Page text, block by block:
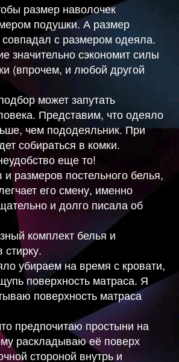
размер наволочек
подушки. А размер
с размером одеяла.
значительно сэкономит силы
(впрочем, и любой другой
может запутать
Представим, что одеяло
чем пододеяльник. При
собираться в комки.
еще то!
размеров постельного белья,
его смену, именно
и долго писала об
комплект белья и
стирку.
убираем на время с кровати,
поверхность матраса. Я
поверхность матраса
предпочитаю простыни на
раскладываю её поверх
стороной внутрь и